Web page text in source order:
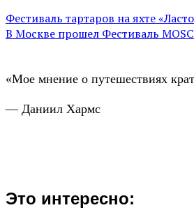
Фестиваль тартаров на яхте
В Москве прошел Фестиваль
«Мое мнение о путешествиях
— Даниил Хармс
Это интересно: